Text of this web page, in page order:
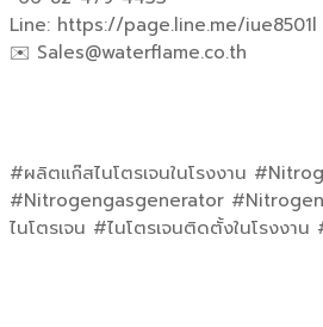
Line: https://page.line.me/iue8501l
✉️ Sales@waterflame.co.th
#ผลิตแก๊สไนโตรเจนในโรงงาน
#Nitrogengasgenerator
ไนโตรเจน #ไนโตรเจนติดตั้งในโรงงา